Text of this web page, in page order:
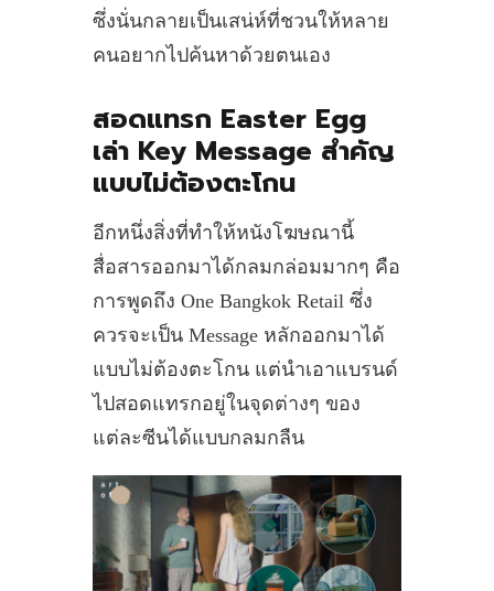
ซึ่งนั่นกลายเป็นเสน่ห์ที่ชวนให้หลาย
คนอยากไปค้นหาด้วยตนเอง
สอดแทรก Easter Egg
เล่า Key Message สำคัญ
แบบไม่ต้องตะโกน
อีกหนึ่งสิ่งที่ทำให้หนังโฆษณานี้
สื่อสารออกมาได้กลมกล่อมมากๆ คือ
การพูดถึง One Bangkok Retail ซึ่ง
ควรจะเป็น Message หลักออกมาได้
แบบไม่ต้องตะโกน แต่นำเอาแบรนด์
ไปสอดแทรกอยู่ในจุดต่างๆ ของ
แต่ละซีนได้แบบกลมกลืน